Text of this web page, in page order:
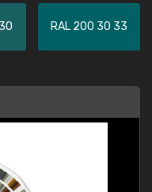
RAL 200 30 33